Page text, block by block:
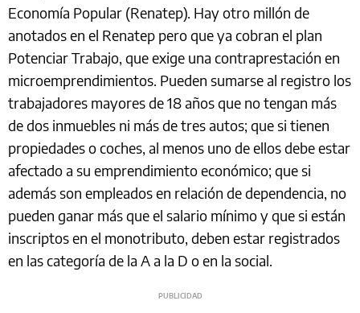
Economía Popular (Renatep). Hay otro millón de
anotados en el Renatep pero que ya cobran el plan
Potenciar Trabajo, que exige una contraprestación en
microemprendimientos. Pueden sumarse al registro los
trabajadores mayores de 18 años que no tengan más
de dos inmuebles ni más de tres autos; que si tienen
propiedades o coches, al menos uno de ellos debe estar
afectado a su emprendimiento económico; que si
además son empleados en relación de dependencia, no
pueden ganar más que el salario mínimo y que si están
inscriptos en el monotributo, deben estar registrados
en las categoría de la A a la D o en la social.